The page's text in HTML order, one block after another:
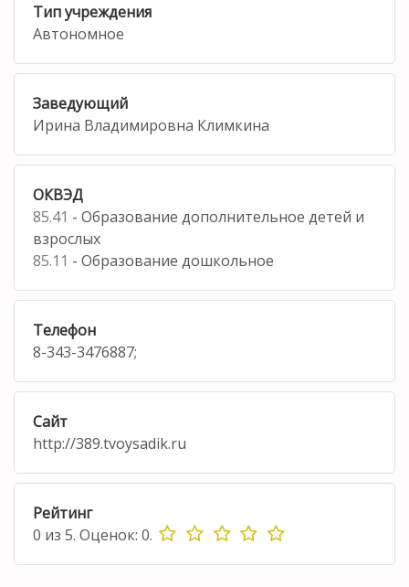
Тип учреждения
Автономное
Заведующий
Ирина Владимировна Климкина
ОКВЭД
85.41 - Образование дополнительное детей и
взрослых
85.11 - Образование дошкольное
Телефон
8-343-3476887;
Сайт
http://389.tvoysadik.ru
Рейтинг
0 из 5. Оценок: 0.